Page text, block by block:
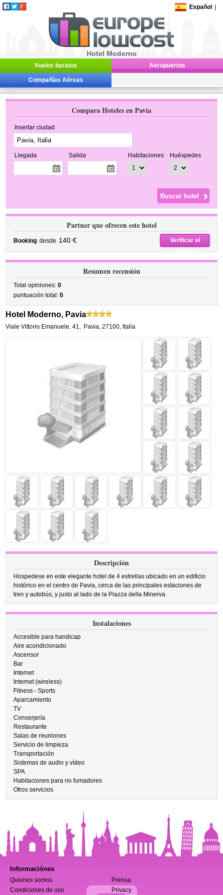
Español
Hotel Moderno
Vuelos baratos Aeropuertos
Compañías Aéreas
Compara Hoteles en Pavia
Insertar ciudad
Llegada Salida Habitaciones Huéspedes
Partner que ofrecen este hotel
Booking desde 140 €
Verificar el
precio
Resumen recensión
Total opiniones:0
puntuación total:0
Hotel Moderno, Pavia
Viale Vittorio Emanuele, 41, Pavia,27100, Italia
Descripción
Hospedese en este elegante hotel de 4 estrellas ubicado en un edificio
histórico en el centro de Pavia, cerca de las principales estaciones de
tren y autobús, y justo al lado de la Piazza della Minerva.
Instalaciones
Accesible para handicap
Aire acondicionado
Ascensor
Bar
Internet
Internet (wireless)
Fitness - Sports
Aparcamiento
TV
Conserjería
Restaurante
Salas de reuniones
Servicio de limpieza
Transportación
Sistemas de audio y vídeo
SPA
Habitaciones para no fumadores
Otros servicios
Informaciónes
Quienes somos
Prensa
Condiciones de uso
Privacy